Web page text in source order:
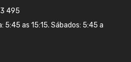
495
5:45 as 15:15. Sábados: 5:45 a